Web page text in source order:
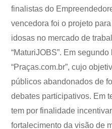
finalistas do
vencedora foi o projeto
idosas no mercado de
“MaturiJOBS”. Em
“Praças.com.br”, cujo
públicos abandonados de
debates participativos. Em
tem por finalidade
fortalecimento da visão de